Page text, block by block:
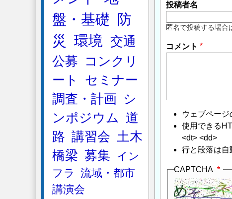
投稿者名
匿名で投稿する場合
コメント
ウェブページ
使用できる
<dt> <dd>
行と段落は自
CAPTCHA
盤・基礎
防
災
環境 交通
公募
コンクリ
ート
セミナー
調査・計画
シ
ンポジウム 道
路 講習会 土木
橋梁 募集
イン
フラ
流域・都市
講演会